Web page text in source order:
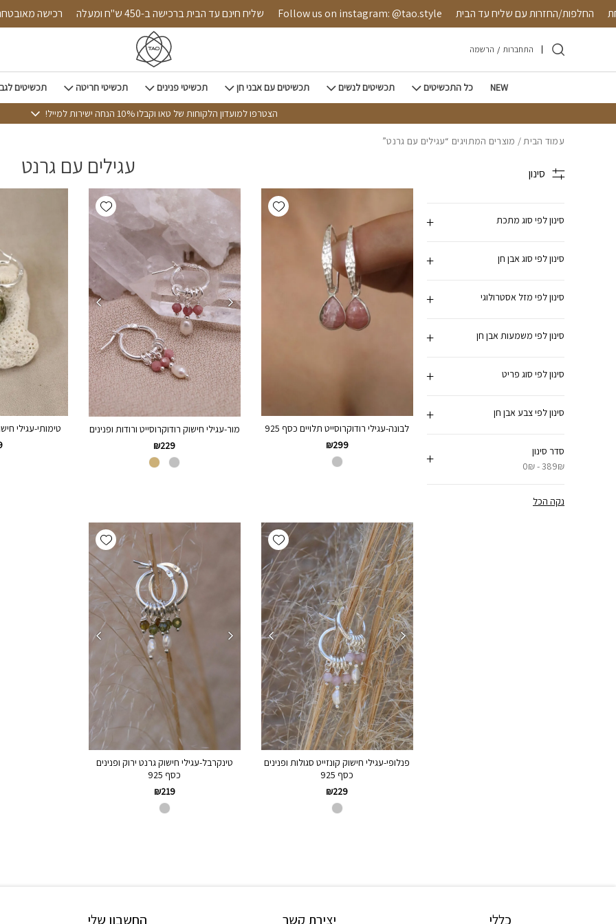
Skip to Contentהחלפות/החזרות עם שליח עד הבית Follow us on instagram: @tao.style שליח חינם עד הבית ברכישה ב-450 ש"ח ומעלה רכישה
התחברות / הרשמה
NEW כל התכשיטים תכשיטים לנשים תכשיטים עם אבני חן תכשיטי פנינים תכשיטי חריטה תכשיטים
הצטרפו למועדון הלקוחות של טאו וקבלו 10% הנחה ישירות למייל!
עמוד הבית/ מוצרים המתויגים “עגילים עם גרנט”
עגילים עם גרנט סינון
סינון לפי סוג מתכת
סינון לפי סוג אבן חן
סינון לפי מזל אסטרולוגי
סינון לפי משמעות אבן חן
סינון לפי סוג פריט
סינון לפי צבע אבן חן
סדר סינון
0₪ - 389₪
נקה הכל
Add wishlist
לבונה-עגילי רודוקרוסייט תלויים כסף 925
₪299
Add wishlist
מור-עגילי חישוק רודוקרוסייט ורודות ופנינים
₪229
טימותי-עגילי
Add wishlist
פנלופי-עגילי חישוק קונזייט סגולות ופנינים
כסף 925
₪229
Add wishlist
טינקרבל-עגילי חישוק גרנט ירוק ופנינים
כסף 925
₪219
כללי החשבון שלי יצירת קשר
בחזרה למעלה